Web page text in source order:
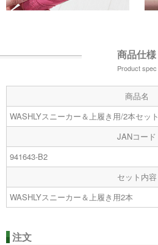
商品仕様
Product spec
商品名
WASHLYスニーカー＆上履き用/2本セット
JANコード
941643-B2
セット内容
WASHLYスニーカー＆上履き用2本
注文